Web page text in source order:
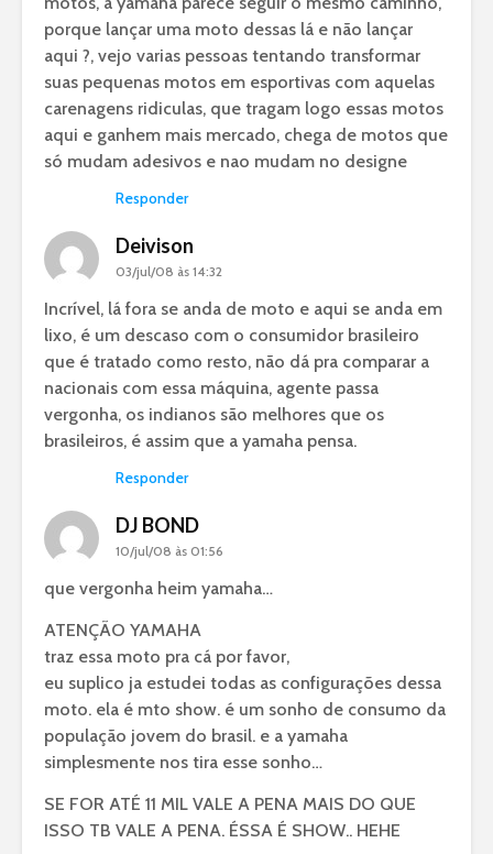
porque lançar uma moto dessas lá e não lançar
aqui ?, vejo varias pessoas tentando transformar
suas pequenas motos em esportivas com aquelas
carenagens ridiculas, que tragam logo essas motos
aqui e ganhem mais mercado, chega de motos que
só mudam adesivos e nao mudam no designe
Responder
Deivison
03/jul/08 às 14:32
Incrível, lá fora se anda de moto e aqui se anda em
lixo, é um descaso com o consumidor brasileiro
que é tratado como resto, não dá pra comparar a
nacionais com essa máquina, agente passa
vergonha, os indianos são melhores que os
brasileiros, é assim que a yamaha pensa.
Responder
DJ BOND
10/jul/08 às 01:56
que vergonha heim yamaha…
ATENÇÃO YAMAHA
traz essa moto pra cá por favor,
eu suplico ja estudei todas as configurações dessa
moto. ela é mto show. é um sonho de consumo da
população jovem do brasil. e a yamaha
simplesmente nos tira esse sonho…
SE FOR ATÉ 11 MIL VALE A PENA MAIS DO QUE
ISSO TB VALE A PENA. ÉSSA É SHOW.. HEHE